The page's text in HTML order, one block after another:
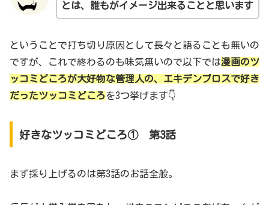
とは、誰もがイメージ出来ることと思います
ということで打ち切り原因として長々と語ることも無いの
ですが、これで終わるのも味気無いので以下では漫画のツ
ッコミどころが大好物な管理人の、エキデンブロスで好き
だったツッコミどころを3つ挙げます👇
好きなツッコミどころ① 第3話
まず採り上げるのは第3話のお話全般。